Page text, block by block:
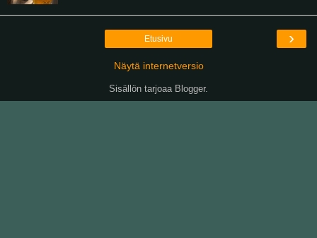
›
Etusivu
Näytä internetversio
Sisällön tarjoaa Blogger.